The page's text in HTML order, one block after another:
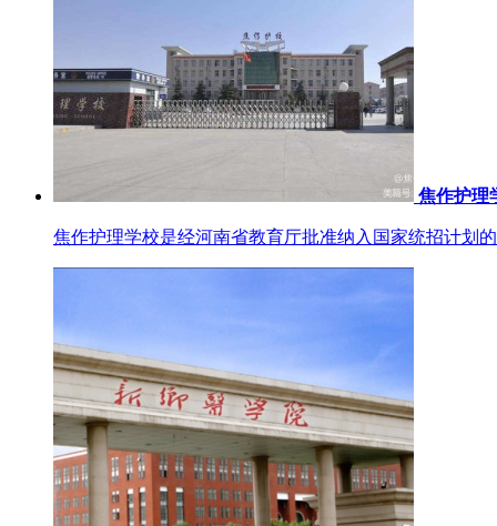
焦作护理
焦作护理学校是经河南省教育厅批准纳入国家统招计划